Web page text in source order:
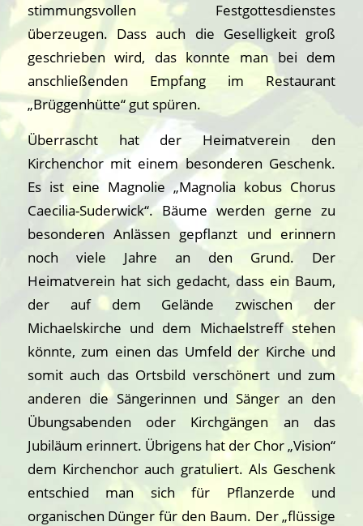
stimmungsvollen Festgottesdienstes
überzeugen. Dass auch die Geselligkeit groß
geschrieben wird, das konnte man bei dem
anschließenden Empfang im Restaurant
„Brüggenhütte“ gut spüren.
Überrascht hat der Heimatverein den
Kirchenchor mit einem besonderen Geschenk.
Es ist eine Magnolie „Magnolia kobus Chorus
Caecilia-Suderwick“. Bäume werden gerne zu
besonderen Anlässen gepflanzt und erinnern
noch viele Jahre an den Grund. Der
Heimatverein hat sich gedacht, dass ein Baum,
der auf dem Gelände zwischen der
Michaelskirche und dem Michaelstreff stehen
könnte, zum einen das Umfeld der Kirche und
somit auch das Ortsbild verschönert und zum
anderen die Sängerinnen und Sänger an den
Übungsabenden oder Kirchgängen an das
Jubiläum erinnert. Übrigens hat der Chor „Vision“
dem Kirchenchor auch gratuliert. Als Geschenk
entschied man sich für Pflanzerde und
organischen Dünger für den Baum. Der „flüssige